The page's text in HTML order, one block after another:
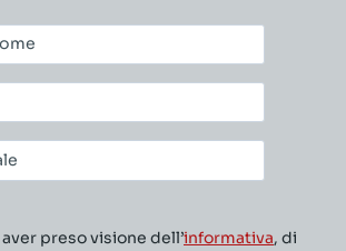
preso visione dell’informativa, di